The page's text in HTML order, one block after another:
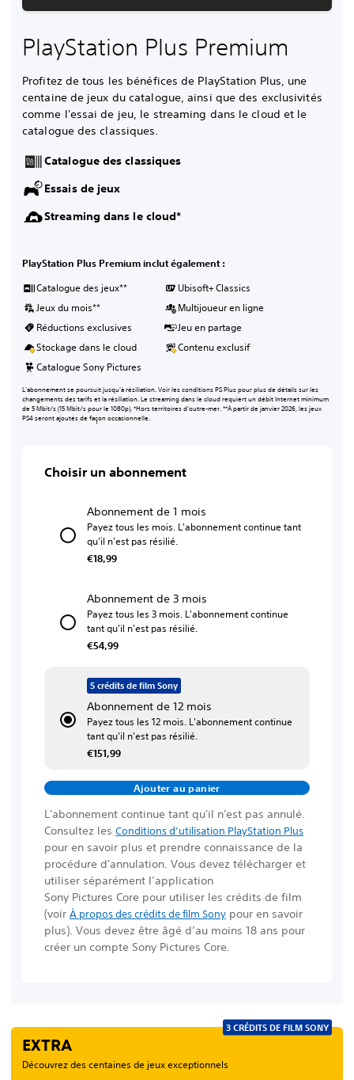
PlayStation Plus Premium
Profitez de tous les bénéfices de PlayStation Plus, une
centaine de jeux du catalogue, ainsi que des exclusivités
comme l'essai de jeu, le streaming dans le cloud et le
catalogue des classiques.
Catalogue des classiques
Essais de jeux
Streaming dans le cloud*
PlayStation Plus Premium inclut également :
Catalogue des jeux**
Ubisoft+ Classics
Jeux du mois**
Multijoueur en ligne
Réductions exclusives
Jeu en partage
Stockage dans le cloud
Contenu exclusif
Catalogue Sony Pictures
L'abonnement se poursuit jusqu'à résiliation. Voir les conditions PS Plus pour plus de détails sur les
changements des tarifs et la résiliation. Le streaming dans le cloud requiert un débit Internet minimum
de 5 Mbit/s (15 Mbit/s pour le 1080p). *Hors territoires d'outre-mer. **À partir de janvier 2026, les jeux
PS4 seront ajoutés de façon occasionnelle.
Choisir un abonnement
Abonnement de 1 mois
Payez tous les mois. L'abonnement continue tant
qu'il n'est pas résilié.
€18,99
Abonnement de 3 mois
Payez tous les 3 mois. L'abonnement continue
tant qu'il n'est pas résilié.
€54,99
5 crédits de film Sony
Abonnement de 12 mois
Payez tous les 12 mois. L'abonnement continue
tant qu'il n'est pas résilié.
€151,99
Ajouter au panier
L'abonnement continue tant qu'il n'est pas annulé.
Consultez les Conditions d’utilisation PlayStation Plus
pour en savoir plus et prendre connaissance de la
procédure d'annulation. Vous devez télécharger et
utiliser séparément l’application
Sony Pictures Core pour utiliser les crédits de film
(voir À propos des crédits de film Sony pour en savoir
plus) . Vous devez être âgé d’au moins 18 ans pour
créer un compte Sony Pictures Core.
EXTRA
Découvrez des centaines de jeux exceptionnels
3 CRÉDITS DE FILM SONY